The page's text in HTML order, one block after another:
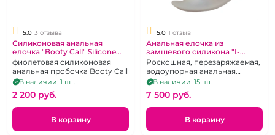
5.0 3 отзыва
Силиконовая анальная
елочка "Booty Call" Silicone
Triple Probe
фиолетовая силиконовая
анальная пробочка Booty Call
В наличии: 1 шт.
2 200 pуб.
В корзину
5.0 1 отзыв
Анальная елочка из
замшевого силикона "I-
Moon" бело-розовая
Роскошная, перезаряжаемая,
водоупорная анальная
ёлочка с дистанционным
управлением.
В наличии: 15 шт.
7 500 pуб.
В корзину